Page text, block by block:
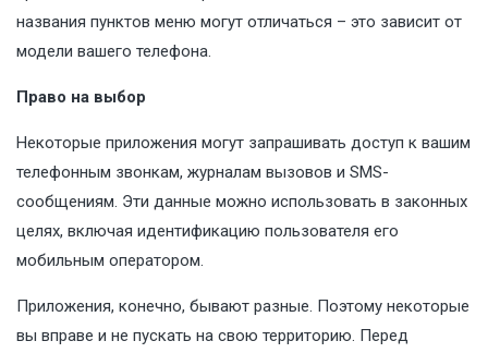
названия пунктов меню могут отличаться – это зависит от
модели вашего телефона.
Право на выбор
Некоторые приложения могут запрашивать доступ к вашим
телефонным звонкам, журналам вызовов и SMS-
сообщениям. Эти данные можно использовать в законных
целях, включая идентификацию пользователя его
мобильным оператором.
Приложения, конечно, бывают разные. Поэтому некоторые
вы вправе и не пускать на свою территорию. Перед